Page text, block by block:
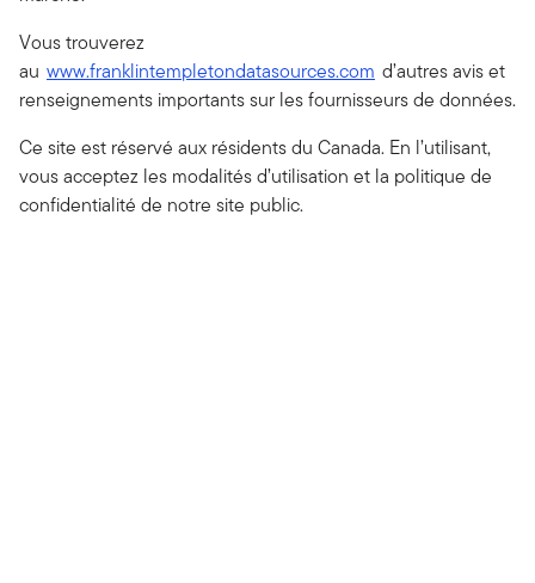
Vous trouverez
au www.franklintempletondatasources.com d’autres avis et
renseignements importants sur les fournisseurs de données.
Ce site est réservé aux résidents du Canada. En l’utilisant,
vous acceptez les modalités d’utilisation et la politique de
confidentialité de notre site public.